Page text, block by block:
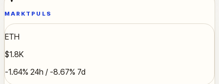
MARKTPULS
ETH
$1.8K
-1.64% 24h / -8.67% 7d